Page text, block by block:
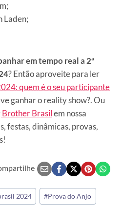
Laden;
em tempo real a 2ª
? Então aproveite para ler
quem é o seu participante
ganhar o reality show?. Ou
Brother Brasilem nossa
festas, dinâmicas, provas,
2024 #Prova do Anjo